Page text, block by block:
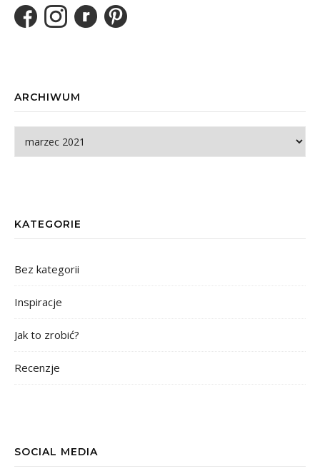
ARCHIWUM
KATEGORIE
Bez kategorii
Inspiracje
Jak to zrobić?
Recenzje
SOCIAL MEDIA